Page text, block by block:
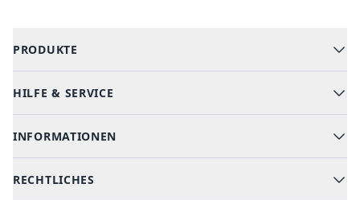
PRODUKTE
Alle Kategorien
Kühlen & Gefrieren
HILFE & SERVICE
Hilfe & FAQ
INFORMATIONEN
Über uns
RECHTLICHES